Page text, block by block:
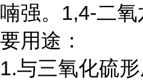
喃强。1,4-二
要用途：
1.与三氧化硫